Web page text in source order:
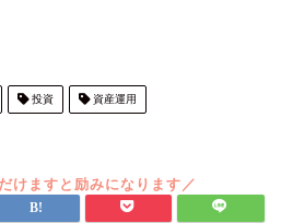
投資 資産運用